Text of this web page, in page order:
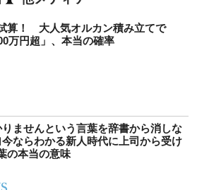
算！ 大人気オルカン積み立てで
万円超」、本当の確率
りませんという言葉を辞書から消しな
今ならわかる新人時代に上司から受け
の本当の意味